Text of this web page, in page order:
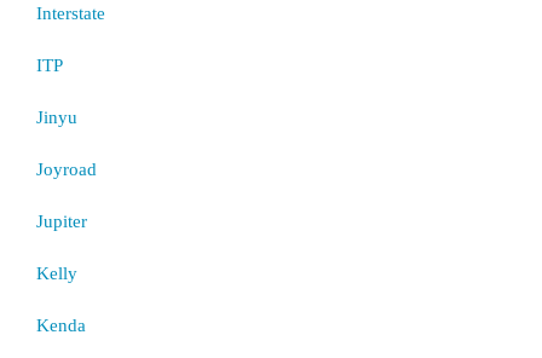
Interstate
ITP
Jinyu
Joyroad
Jupiter
Kelly
Kenda